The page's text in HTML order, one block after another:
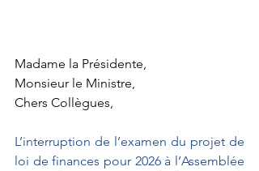
Madame la Présidente,
Monsieur le Ministre,
Chers Collègues,
L’interruption de l’examen du projet de
loi de finances pour 2026 à l’Assemblée